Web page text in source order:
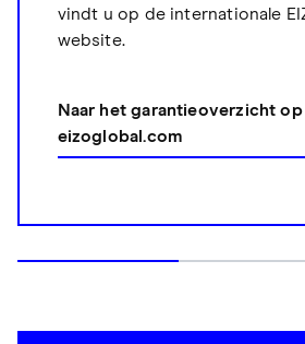
vindt u op de internationale
website.
Naar het garantieoverzicht op
eizoglobal.com